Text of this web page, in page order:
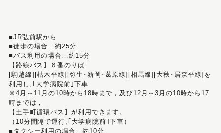
■JR弘前駅から
■徒歩の場合…約25分
■バス利用の場合…約15分
【路線バス】６番のりば
[駒越線][枯木平線][弥生･新岡･葛原線][相馬線][大秋･居森平線]を
利用し,｢大学病院前｣下車
※4月～11月の10時から18時まで，及び12月～3月の10時から17
時までは，
【土手町循環バス】が利用できます。
（10分間隔で運行,｢大学病院前｣下車）
■タクシー利用の場合…約10分